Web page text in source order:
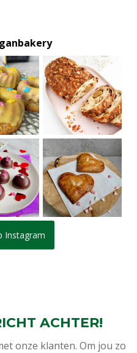
Instagram
ACHTER!
onze klanten. Om jou zo